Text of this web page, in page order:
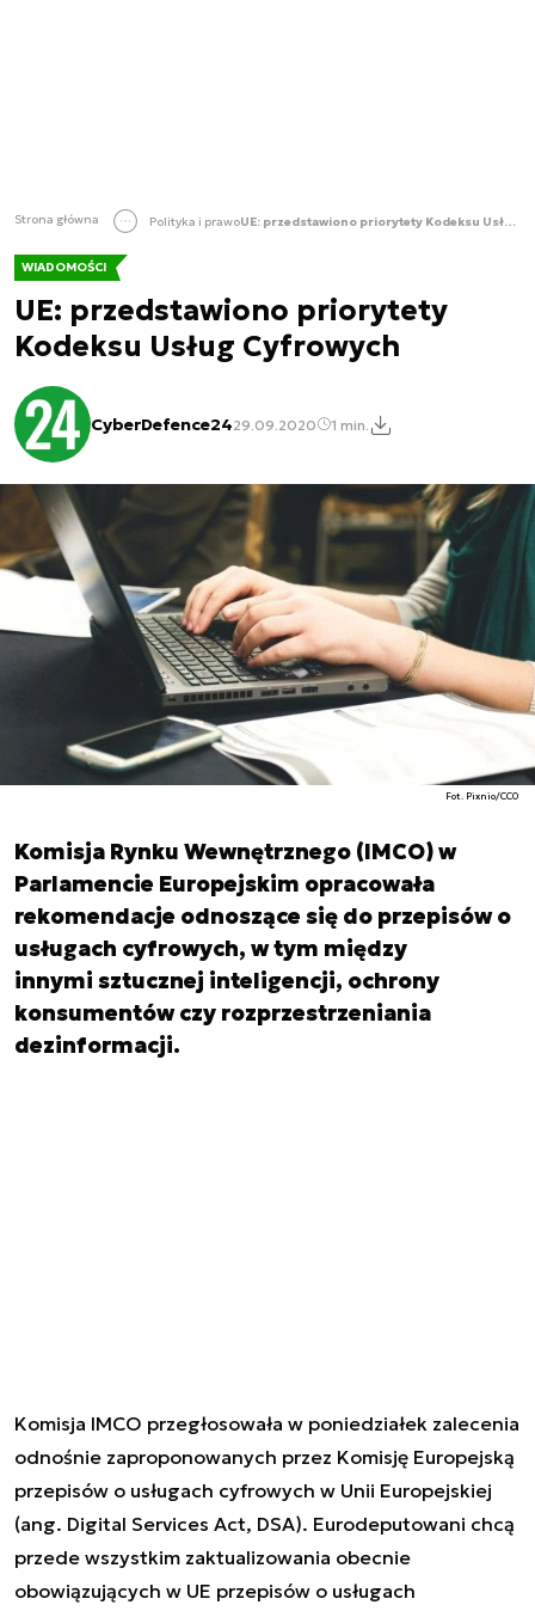
Strona główna Polityka i prawo UE: przedstawiono priorytety Kodeksu Usług Cyfrowych
WIADOMOŚCI
UE: przedstawiono priorytety
Kodeksu Usług Cyfrowych
CyberDefence2429.09.2020 1 min.
Fot. Pixnio/CC0
Komisja Rynku Wewnętrznego (IMCO) w
Parlamencie Europejskim opracowała
rekomendacje odnoszące się do przepisów o
usługach cyfrowych, w tym między
innymi sztucznej inteligencji, ochrony
konsumentów czy rozprzestrzeniania
dezinformacji.
Komisja IMCO przegłosowała w poniedziałek zalecenia
odnośnie zaproponowanych przez Komisję Europejską
przepisów o usługach cyfrowych w Unii Europejskiej
(ang. Digital Services Act, DSA). Eurodeputowani chcą
przede wszystkim zaktualizowania obecnie
obowiązujących w UE przepisów o usługach